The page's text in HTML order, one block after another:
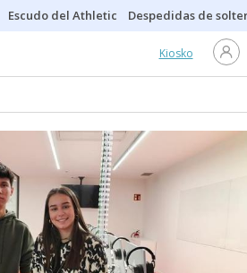
Escudo del Athletic Despedidas de
Kiosko